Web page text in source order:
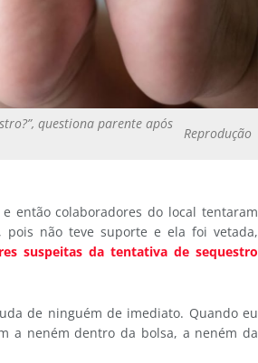
questiona parente após
Reprodução
então colaboradores do local tentaram
não teve suporte e ela foi vetada,
suspeitas da tentativa de sequestro
de ninguém de imediato. Quando eu
a neném dentro da bolsa, a neném da